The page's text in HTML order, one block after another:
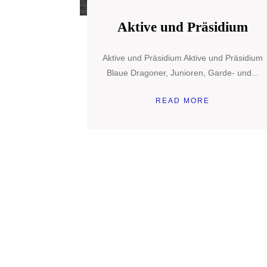
Aktive und Präsidium
Aktive und Präsidium Aktive und Präsidium
Blaue Dragoner, Junioren, Garde- und...
READ MORE